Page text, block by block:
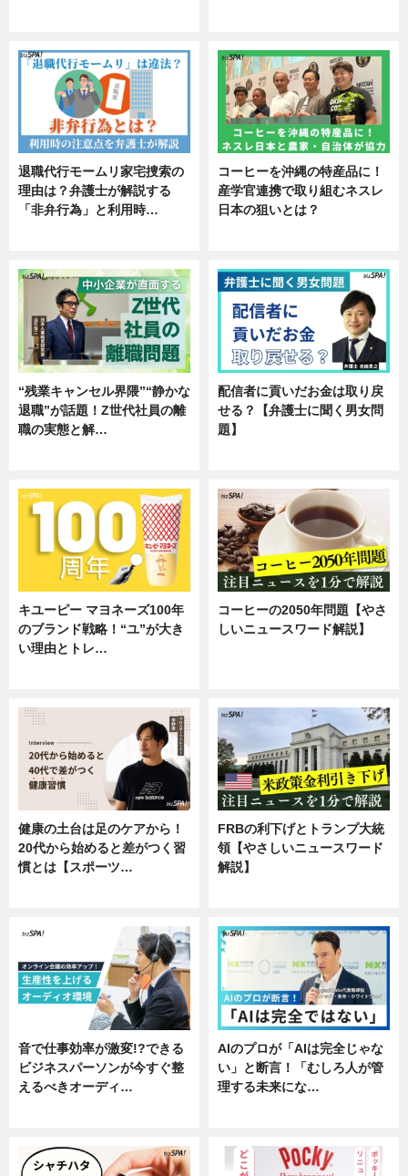
退職代行モームリ家宅捜索の
理由は？弁護士が解説する
「非弁行為」と利用時…
コーヒーを沖縄の特産品に！
産学官連携で取り組むネスレ
日本の狙いとは？
“残業キャンセル界隈”“静かな
退職”が話題！Z世代社員の離
職の実態と解…
配信者に貢いだお金は取り戻
せる？【弁護士に聞く男女問
題】
キユーピー マヨネーズ100年
のブランド戦略！“ユ”が大き
い理由とトレ…
コーヒーの2050年問題【やさ
しいニュースワード解説】
健康の土台は足のケアから！
20代から始めると差がつく習
慣とは【スポーツ…
FRBの利下げとトランプ大統
領【やさしいニュースワード
解説】
音で仕事効率が激変!?できる
ビジネスパーソンが今すぐ整
えるべきオーディ…
AIのプロが「AIは完全じゃな
い」と断言！「むしろ人が管
理する未来にな…